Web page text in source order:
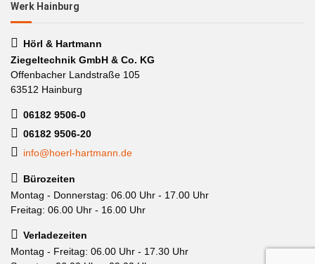
Werk Hainburg
Hörl & Hartmann
Ziegeltechnik GmbH & Co. KG
Offenbacher Landstraße 105
63512 Hainburg
06182 9506-0
06182 9506-20
info@hoerl-hartmann.de
Bürozeiten
Montag - Donnerstag: 06.00 Uhr - 17.00 Uhr
Freitag: 06.00 Uhr - 16.00 Uhr
Verladezeiten
Montag - Freitag: 06.00 Uhr - 17.30 Uhr